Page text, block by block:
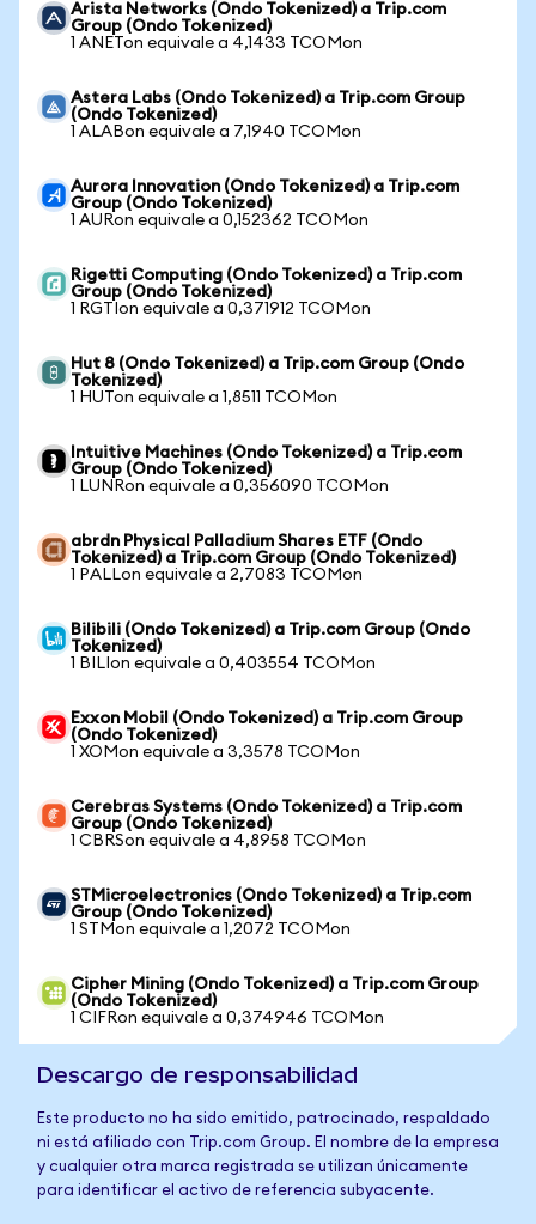
Arista Networks (Ondo Tokenized) a Trip.com
Group (Ondo Tokenized)
1 ANETon equivale a 4,1433 TCOMon
Astera Labs (Ondo Tokenized) a Trip.com Group
(Ondo Tokenized)
1 ALABon equivale a 7,1940 TCOMon
Aurora Innovation (Ondo Tokenized) a Trip.com
Group (Ondo Tokenized)
1 AURon equivale a 0,152362 TCOMon
Rigetti Computing (Ondo Tokenized) a Trip.com
Group (Ondo Tokenized)
1 RGTIon equivale a 0,371912 TCOMon
Hut 8 (Ondo Tokenized) a Trip.com Group (Ondo
Tokenized)
1 HUTon equivale a 1,8511 TCOMon
Intuitive Machines (Ondo Tokenized) a Trip.com
Group (Ondo Tokenized)
1 LUNRon equivale a 0,356090 TCOMon
abrdn Physical Palladium Shares ETF (Ondo
Tokenized) a Trip.com Group (Ondo Tokenized)
1 PALLon equivale a 2,7083 TCOMon
Bilibili (Ondo Tokenized) a Trip.com Group (Ondo
Tokenized)
1 BILIon equivale a 0,403554 TCOMon
Exxon Mobil (Ondo Tokenized) a Trip.com Group
(Ondo Tokenized)
1 XOMon equivale a 3,3578 TCOMon
Cerebras Systems (Ondo Tokenized) a Trip.com
Group (Ondo Tokenized)
1 CBRSon equivale a 4,8958 TCOMon
STMicroelectronics (Ondo Tokenized) a Trip.com
Group (Ondo Tokenized)
1 STMon equivale a 1,2072 TCOMon
Cipher Mining (Ondo Tokenized) a Trip.com Group
(Ondo Tokenized)
1 CIFRon equivale a 0,374946 TCOMon
Descargo de responsabilidad
Este producto no ha sido emitido, patrocinado, respaldado
ni está afiliado con Trip.com Group. El nombre de la empresa
y cualquier otra marca registrada se utilizan únicamente
para identificar el activo de referencia subyacente.